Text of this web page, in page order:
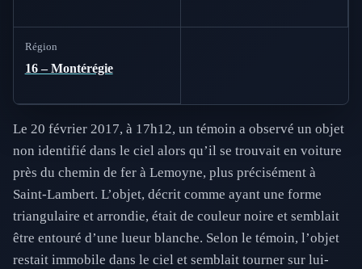
Région
16 – Montérégie
Le 20 février 2017, à 17h12, un témoin a observé un objet
non identifié dans le ciel alors qu’il se trouvait en voiture
près du chemin de fer à Lemoyne, plus précisément à
Saint-Lambert. L’objet, décrit comme ayant une forme
triangulaire et arrondie, était de couleur noire et semblait
être entouré d’une lueur blanche. Selon le témoin, l’objet
restait immobile dans le ciel et semblait tourner sur lui-